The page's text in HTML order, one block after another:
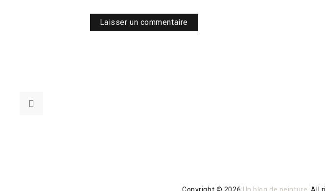
Copyright © 2026 Un blog de peinture . All